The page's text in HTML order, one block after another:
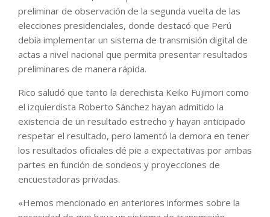
preliminar de observación de la segunda vuelta de las
elecciones presidenciales, donde destacó que Perú
debía implementar un sistema de transmisión digital de
actas a nivel nacional que permita presentar resultados
preliminares de manera rápida.
Rico saludó que tanto la derechista Keiko Fujimori como
el izquierdista Roberto Sánchez hayan admitido la
existencia de un resultado estrecho y hayan anticipado
respetar el resultado, pero lamentó la demora en tener
los resultados oficiales dé pie a expectativas por ambas
partes en función de sondeos y proyecciones de
encuestadoras privadas.
«Hemos mencionado en anteriores informes sobre la